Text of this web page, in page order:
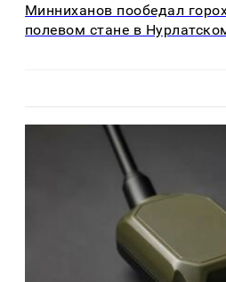
Минниханов пообедал
полевом стане в